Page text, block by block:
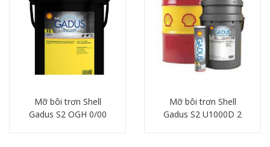
Mỡ bôi trơn Shell
Gadus S2 OGH 0/00
Mỡ bôi trơn Shell
Gadus S2 U1000D 2